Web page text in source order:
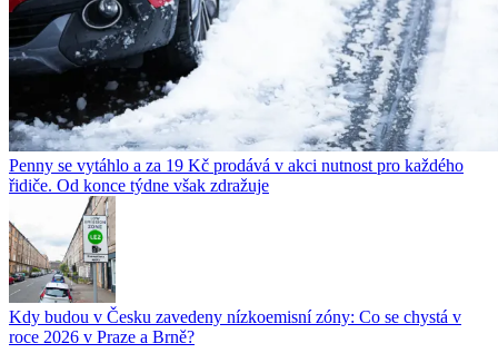
Penny se vytáhlo a za 19 Kč prodává v akci nutnost pro každého
řidiče. Od konce týdne však zdražuje
Kdy budou v Česku zavedeny nízkoemisní zóny: Co se chystá v
roce 2026 v Praze a Brně?